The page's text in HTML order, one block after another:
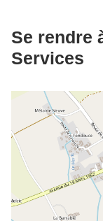
Se rendre
Services